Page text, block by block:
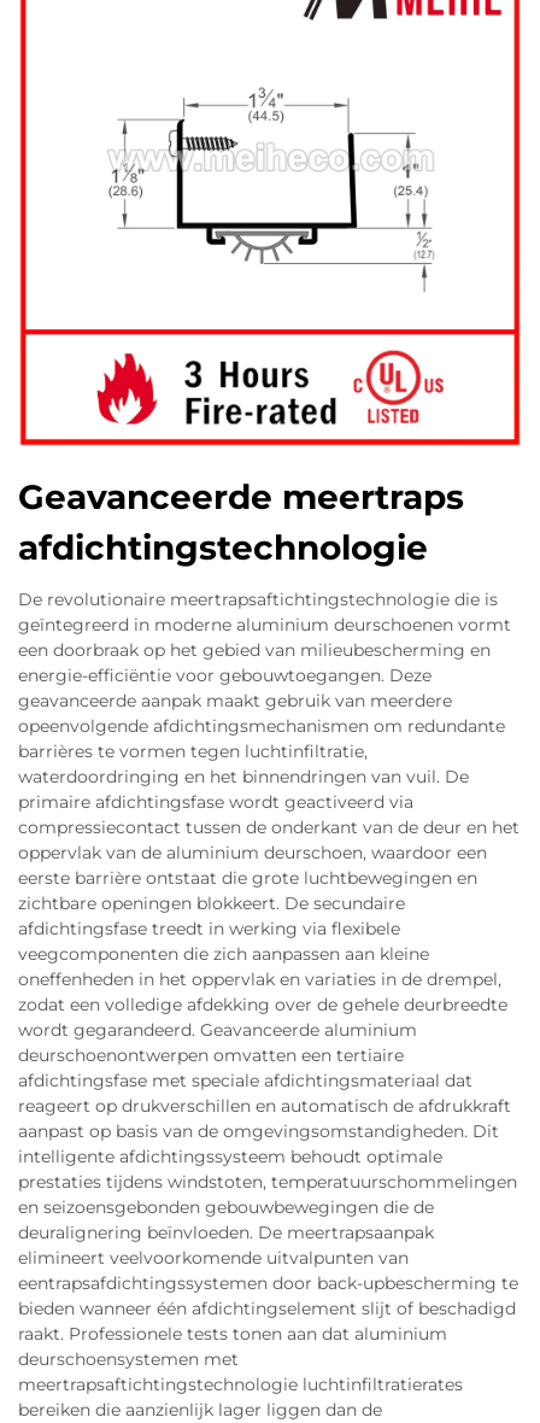
Geavanceerde meertraps
afdichtingstechnologie
De revolutionaire meertrapsaftichtingstechnologie die is
geïntegreerd in moderne aluminium deurschoenen vormt
een doorbraak op het gebied van milieubescherming en
energie-efficiëntie voor gebouwtoegangen. Deze
geavanceerde aanpak maakt gebruik van meerdere
opeenvolgende afdichtingsmechanismen om redundante
barrières te vormen tegen luchtinfiltratie,
waterdoordringing en het binnendringen van vuil. De
primaire afdichtingsfase wordt geactiveerd via
compressiecontact tussen de onderkant van de deur en het
oppervlak van de aluminium deurschoen, waardoor een
eerste barrière ontstaat die grote luchtbewegingen en
zichtbare openingen blokkeert. De secundaire
afdichtingsfase treedt in werking via flexibele
veegcomponenten die zich aanpassen aan kleine
oneffenheden in het oppervlak en variaties in de drempel,
zodat een volledige afdekking over de gehele deurbreedte
wordt gegarandeerd. Geavanceerde aluminium
deurschoenontwerpen omvatten een tertiaire
afdichtingsfase met speciale afdichtingsmateriaal dat
reageert op drukverschillen en automatisch de afdrukkraft
aanpast op basis van de omgevingsomstandigheden. Dit
intelligente afdichtingssysteem behoudt optimale
prestaties tijdens windstoten, temperatuurschommelingen
en seizoensgebonden gebouwbewegingen die de
deuralignering beïnvloeden. De meertrapsaanpak
elimineert veelvoorkomende uitvalpunten van
eentrapsafdichtingssystemen door back-upbescherming te
bieden wanneer één afdichtingselement slijt of beschadigd
raakt. Professionele tests tonen aan dat aluminium
deurschoensystemen met
meertrapsaftichtingstechnologie luchtinfiltratierates
bereiken die aanzienlijk lager liggen dan de